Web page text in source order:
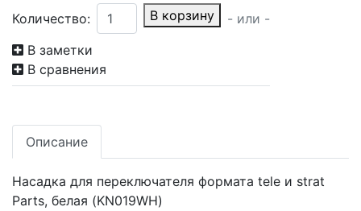
Количество: В корзину
- или -
В заметки
В сравнения
Описание
Насадка для переключателя формата tele и strat
Parts, белая (KN019WH)